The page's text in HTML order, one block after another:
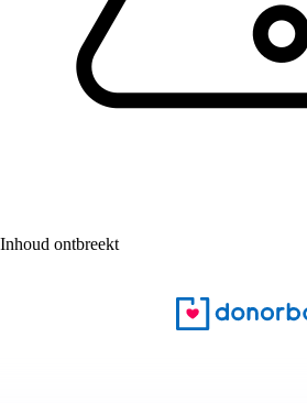
Inhoud ontbreekt